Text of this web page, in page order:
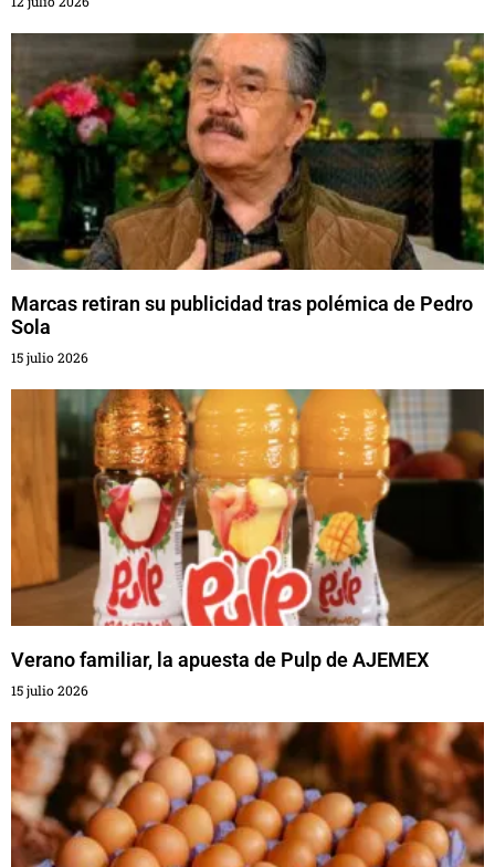
Marcas retiran su publicidad tras polémica de Pedro
Sola
15 julio 2026
Verano familiar, la apuesta de Pulp de AJEMEX
15 julio 2026